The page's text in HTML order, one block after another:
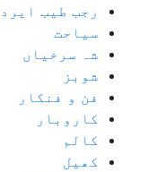
رجب طیب
سیاحت
شہ سرخیاں
شوبز
فن و فنکار
کاروبار
کالم
کھیل